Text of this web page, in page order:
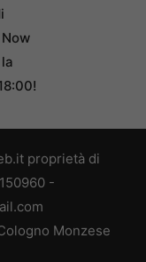
proprietà di
-
Monzese